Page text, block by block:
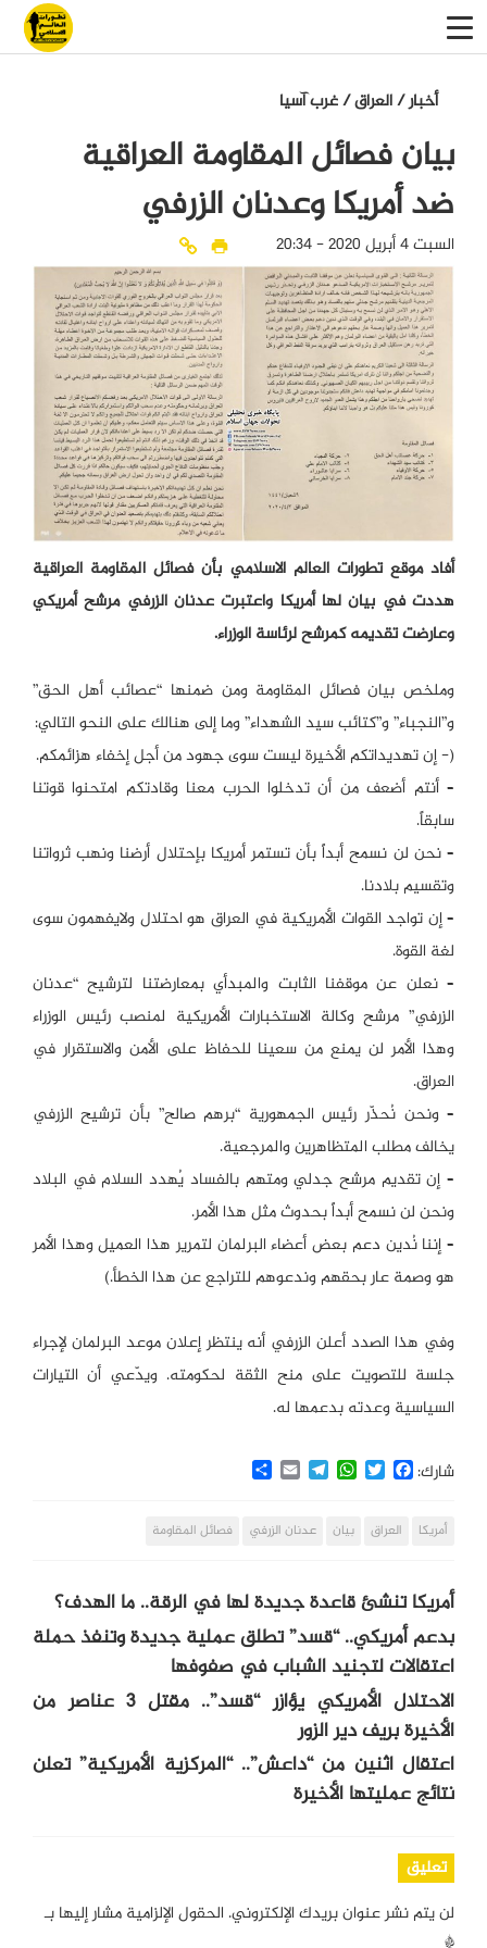
أخبار/العراق/غرب آسيا
بيان فصائل المقاومة العراقية
ضد أمريكا وعدنان الزرفي
السبت 4 أبريل 2020 - 20:34
أفاد موقع تطورات العالم الاسلامي بأن فصائل المقاومة العراقية
هددت في بيان لها أمريكا واعتبرت عدنان الزرفي مرشح أمريكي
وعارضت تقديمه كمرشح لرئاسة الوزراء.
وملخص بيان فصائل المقاومة ومن ضمنها “عصائب أهل الحق”
و”النجباء” و”كتائب سيد الشهداء” وما إلى هنالك على النحو التالي:
(- إن تهديداتكم الأخيرة ليست سوى جهود من أجل إخفاء هزائمكم.
– أنتم أضعف من أن تدخلوا الحرب معنا وقادتكم امتحنوا قوتنا
سابقاً.
– نحن لن نسمح أبداً بأن تستمر أمريكا بإحتلال أرضنا ونهب ثرواتنا
وتقسيم بلادنا.
– إن تواجد القوات الأمريكية في العراق هو احتلال ولايفهمون سوى
لغة القوة.
– نعلن عن موقفنا الثابت والمبدأي بمعارضتنا لترشيح “عدنان
الزرفي” مرشح وكالة الاستخبارات الأمريكية لمنصب رئيس الوزراء
وهذا الأمر لن يمنع من سعينا للحفاظ على الأمن والاستقرار في
العراق.
– ونحن نُحذّر رئيس الجمهورية “برهم صالح” بأن ترشيح الزرفي
يخالف مطلب المتظاهرين والمرجعية.
– إن تقديم مرشح جدلي ومتهم بالفساد يُهدد السلام في البلاد
ونحن لن نسمح أبداً بحدوث مثل هذا الأمر.
– إننا نُدين دعم بعض أعضاء البرلمان لتمرير هذا العميل وهذا الأمر
هو وصمة عار بحقهم وندعوهم للتراجع عن هذا الخطأ.)
وفي هذا الصدد أعلن الزرفي أنه ينتظر إعلان موعد البرلمان لإجراء
جلسة للتصويت على منح الثقة لحكومته. ويدّعي أن التيارات
السياسية وعدته بدعمها له.
شارك: Facebook
Twitter
WhatsApp
Telegram
Email
Share
أمريكا العراق بيان عدنان الزرفي فصائل المقاومة
أمريكا تنشئ قاعدة جديدة لها في الرقة.. ما الهدف؟
بدعم أمريكي.. “قسد” تطلق عملية جديدة وتنفذ حملة
اعتقالات لتجنيد الشباب في صفوفها
الاحتلال الأمريكي يؤازر “قسد”.. مقتل 3 عناصر من
الأخيرة بريف دير الزور
اعتقال اثنين من “داعش”.. “المركزية الأمريكية” تعلن
نتائج عمليتها الأخيرة
تعليق
لن يتم نشر عنوان بريدك الإلكتروني. الحقول الإلزامية مشار إليها بـ